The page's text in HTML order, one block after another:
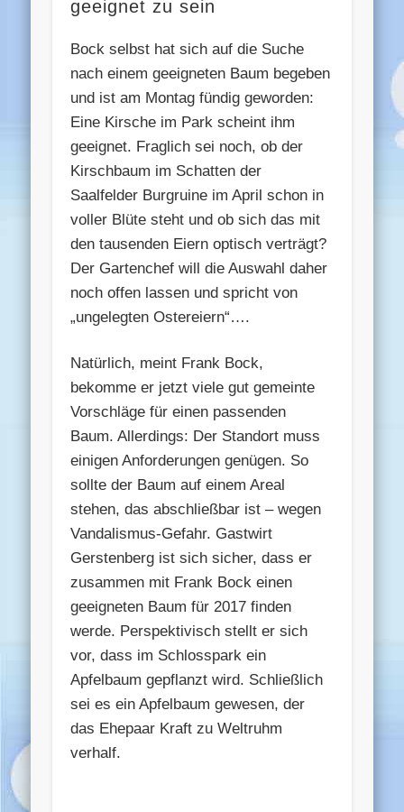
geeignet zu sein
Bock selbst hat sich auf die Suche
nach einem geeigneten Baum begeben
und ist am Montag fündig geworden:
Eine Kirsche im Park scheint ihm
geeignet. Fraglich sei noch, ob der
Kirschbaum im Schatten der
Saalfelder Burgruine im April schon in
voller Blüte steht und ob sich das mit
den tausenden Eiern optisch verträgt?
Der Gartenchef will die Auswahl daher
noch offen lassen und spricht von
„ungelegten Ostereiern“….
Natürlich, meint Frank Bock,
bekomme er jetzt viele gut gemeinte
Vorschläge für einen passenden
Baum. Allerdings: Der Standort muss
einigen Anforderungen genügen. So
sollte der Baum auf einem Areal
stehen, das abschließbar ist – wegen
Vandalismus-Gefahr. Gastwirt
Gerstenberg ist sich sicher, dass er
zusammen mit Frank Bock einen
geeigneten Baum für 2017 finden
werde. Perspektivisch stellt er sich
vor, dass im Schlosspark ein
Apfelbaum gepflanzt wird. Schließlich
sei es ein Apfelbaum gewesen, der
das Ehepaar Kraft zu Weltruhm
verhalf.